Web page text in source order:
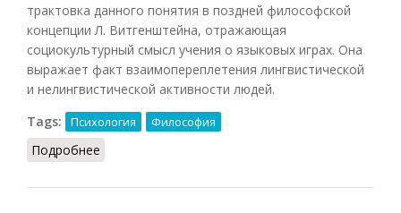
трактовка данного понятия в поздней философской
концепции Л. Витгенштейна, отражающая
социокультурный смысл учения о языковых играх. Она
выражает факт взаимопереплетения лингвистической
и нелингвистической активности людей.
Tags:
Психология Философия
Подробнее